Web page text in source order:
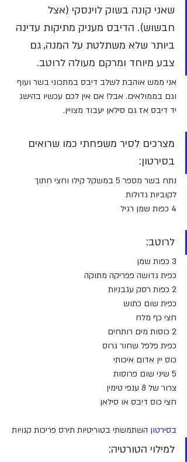
שאני קונה בשוק לוינסקי (אצל
חבשוש). הדיבס מעניק מתיקות עדינה
ביותר שלא משתלטת על המנה, גם
צבע מיוחד ומרקם מעולה לרוטב.
אני ממש אוהבת לשלב דיבס במתכוני בשר ועוף
וגם בממולאים. אבל! אם אין לכם עכשיו בהישג
יד דיבס אז גם סילאן יעבוד מצויין.
מצרכים לסיר משפחתי כמו שרואים
בסירטון:
נתח בשר מספר 5 במשקל קילו וחצי חתוך
לקוביות גדולות
4 כפות שמן רגיל
לרוטב:
3 כפות שמן
כפית גדושה פפריקה מתוקה
2 כפות רסק עגבניות
כפית שום כתוש
חצי כף מלח
2 כוסות מים רותחים
כפית פלפל שחור גרוס
כוס יין אדום איכותי
5 שיני שום פרוסות
צרור של 8 ענפי טימין
חצי כוס דיבס או סילאן
בסירטון השתמשתי בטוריטיות תירס פריכות קנויות
למילוי הטורטיה: